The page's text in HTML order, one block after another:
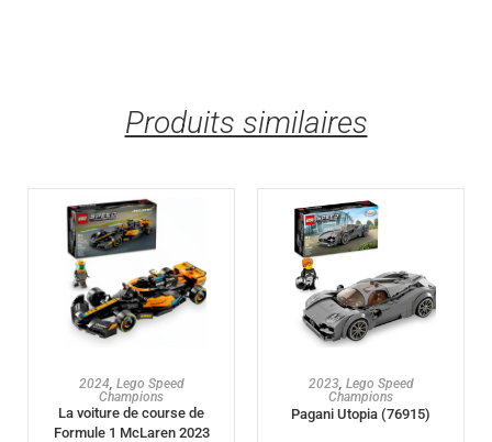
Produits similaires
AJOUTER AU PANIER
2024, Lego Speed
Champions
La voiture de course de
Formule 1 McLaren 2023
AJOUTER AU PANIER
2023, Lego Speed
Champions
Pagani Utopia (76915)